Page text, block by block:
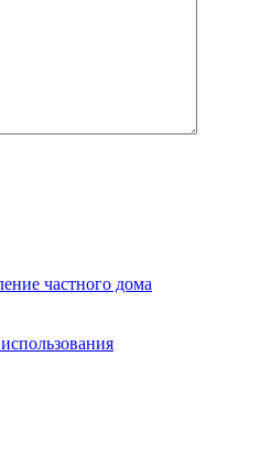
частного дома